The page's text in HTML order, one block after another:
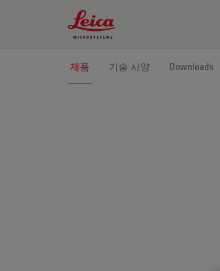
Leica Microsystems Logo
제품 기술 사양 Downloads